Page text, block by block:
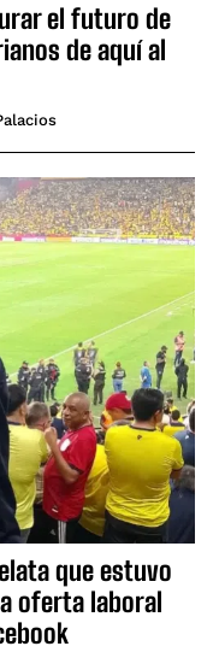
el futuro de
de aquí al
que estuvo
oferta laboral